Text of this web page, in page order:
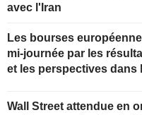
avec l'Iran
Les bourses
mi-journée par les
et les perspectives dans
Wall Street attendue en